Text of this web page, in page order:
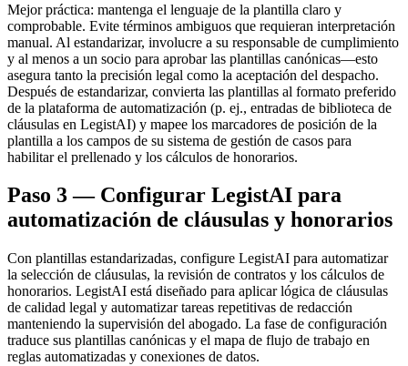
Mejor práctica: mantenga el lenguaje de la plantilla claro y
comprobable. Evite términos ambiguos que requieran interpretación
manual. Al estandarizar, involucre a su responsable de cumplimiento
y al menos a un socio para aprobar las plantillas canónicas—esto
asegura tanto la precisión legal como la aceptación del despacho.
Después de estandarizar, convierta las plantillas al formato preferido
de la plataforma de automatización (p. ej., entradas de biblioteca de
cláusulas en LegistAI) y mapee los marcadores de posición de la
plantilla a los campos de su sistema de gestión de casos para
habilitar el prellenado y los cálculos de honorarios.
Paso 3 — Configurar LegistAI para
automatización de cláusulas y honorarios
Con plantillas estandarizadas, configure LegistAI para automatizar
la selección de cláusulas, la revisión de contratos y los cálculos de
honorarios. LegistAI está diseñado para aplicar lógica de cláusulas
de calidad legal y automatizar tareas repetitivas de redacción
manteniendo la supervisión del abogado. La fase de configuración
traduce sus plantillas canónicas y el mapa de flujo de trabajo en
reglas automatizadas y conexiones de datos.